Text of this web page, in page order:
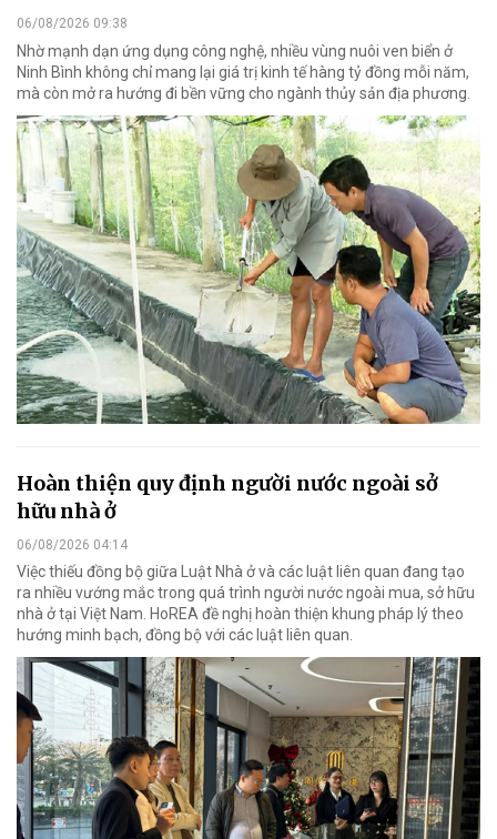
06/08/2026 09:38
Nhờ mạnh dạn ứng dụng công nghệ, nhiều vùng nuôi ven biển ở
Ninh Bình không chỉ mang lại giá trị kinh tế hàng tỷ đồng mỗi năm,
mà còn mở ra hướng đi bền vững cho ngành thủy sản địa phương.
Hoàn thiện quy định người nước ngoài sở
hữu nhà ở
06/08/2026 04:14
Việc thiếu đồng bộ giữa Luật Nhà ở và các luật liên quan đang tạo
ra nhiều vướng mắc trong quá trình người nước ngoài mua, sở hữu
nhà ở tại Việt Nam. HoREA đề nghị hoàn thiện khung pháp lý theo
hướng minh bạch, đồng bộ với các luật liên quan.